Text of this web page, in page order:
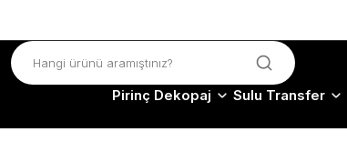
Pirinç Dekopaj Sulu Transfer